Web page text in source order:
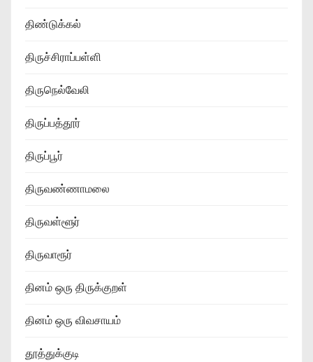
திண்டுக்கல்
திருச்சிராப்பள்ளி
திருநெல்வேலி
திருப்பத்தூர்
திருப்பூர்
திருவண்ணாமலை
திருவள்ளூர்
திருவாரூர்
தினம் ஒரு திருக்குறள்
தினம் ஒரு விவசாயம்
தூத்துக்குடி